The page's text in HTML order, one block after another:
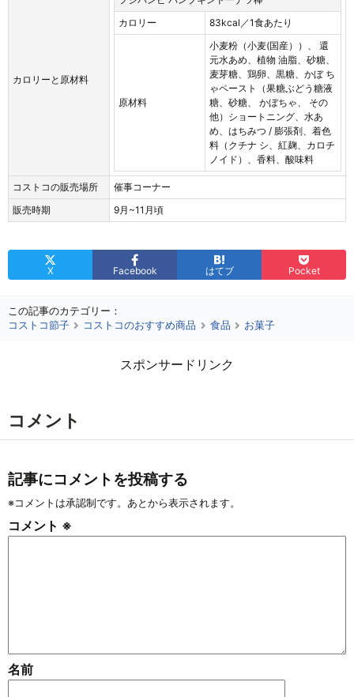
カロリーと原材料
カロリー
83kcal／1食あたり
原材料
小麦粉（小麦(国産））、 還
元水あめ、植物 油脂、砂糖、
麦芽糖、鶏卵、黒糖、かぼ ち
ゃペースト（果糖ぶどう糖液
糖、砂糖、 かぼちゃ、 その
他）ショートニング、水あ
め、はちみつ / 膨張剤、着色
料（クチナ シ、紅麹、カロチ
ノイド）、香料、酸味料
コストコの販売場所
催事コーナー
販売時期
9月~11月頃
X Facebook はてブ Pocket
この記事のカテゴリー：
コストコ節子
コストコのおすすめ商品 食品 お菓子
スポンサードリンク
コメント
記事にコメントを投稿する
※コメントは承認制です。あとから表示されます。
コメント ※
名前